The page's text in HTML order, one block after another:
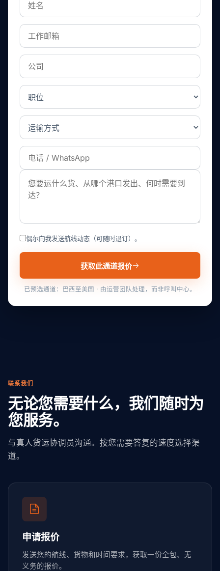
偶尔向我发送航线动态（可随时退订）。
获取此通道报价
已预选通道：巴西至美国 · 由运营团队处理，而非呼叫中心。
联系我们
无论您需要什么，我们随时为
您服务。
与真人货运协调员沟通。按您需要答复的速度选择渠
道。
申请报价
发送您的航线、货物和时间要求，获取一份全包、无
义务的报价。